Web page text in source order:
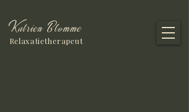
Katrien Blomme
Relaxatietherapeut